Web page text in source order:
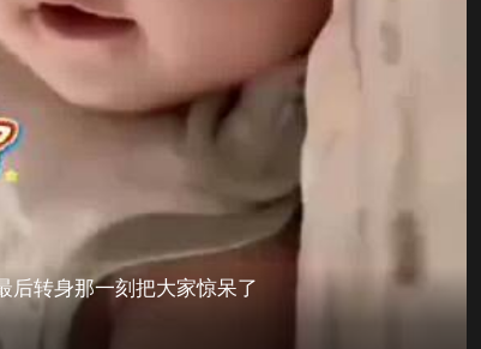
后转身那一刻把大家惊呆了